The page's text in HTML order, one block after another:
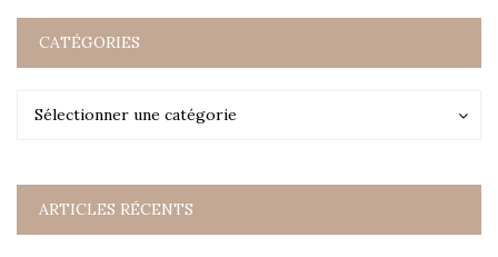
CATÉGORIES
Sélectionner une catégorie
Catégories
ARTICLES RÉCENTS